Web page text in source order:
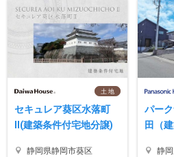
土 地
セキュレア葵区水落町
II(建築条件付宅地分譲)
静岡県静岡市葵区
パー
田（
静